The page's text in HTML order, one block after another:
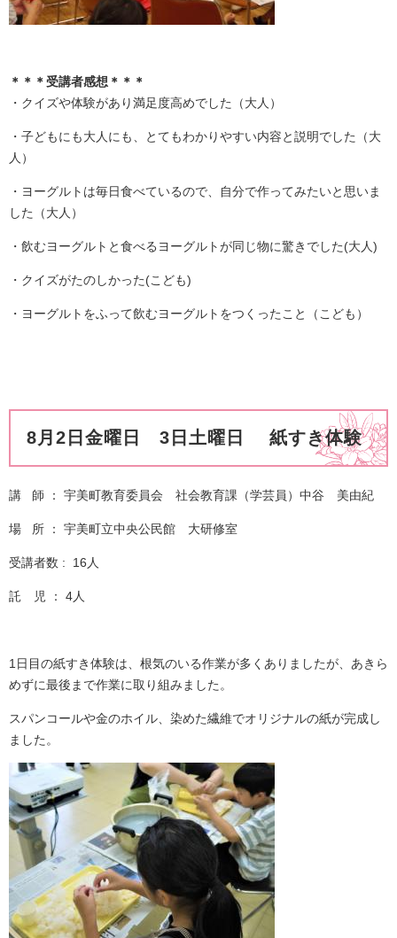
＊＊＊受講者感想＊＊＊
・クイズや体験があり満足度高めでした（大人）
・子どもにも大人にも、とてもわかりやすい内容と説明でした（大
人）
・ヨーグルトは毎日食べているので、自分で作ってみたいと思いま
した（大人）
・飲むヨーグルトと食べるヨーグルトが同じ物に驚きでした​(大人)
・クイズがたのしかった(こども)
・ヨーグルトをふって飲むヨーグルトをつくったこと（こども）​​
8月2日金曜日 3日土曜日 紙すき体験
講 師 ： 宇美町教育委員会 社会教育課（学芸員）中谷 美由紀
場 所 ： 宇美町立中央公民館 大研修室
受講者数 : 16人
託 児 ： 4人
1日目の紙すき体験は、根気のいる作業が多くありましたが、あきら
めずに最後まで作業に取り組みました。
スパンコールや金のホイル、染めた繊維でオリジナルの紙が完成し
ました。